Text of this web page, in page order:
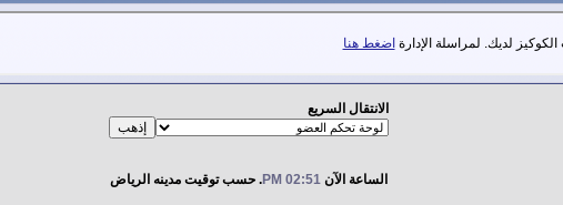
لديك. لمراسلة الإدارة اضغط هنا
الانتقال السريع
الساعة الآن 02:51 PM . حسب توقيت مدينه الرياض